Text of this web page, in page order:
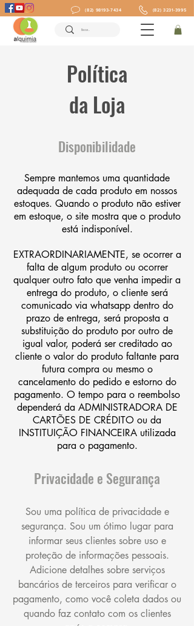
(82) 98193-7434 (82) 3231-3995
Política
da Loja
Disponibilidade
Sempre mantemos uma quantidade
adequada de cada produto em nossos
estoques. Quando o produto não estiver
em estoque, o site mostra que o produto
está indisponível.
EXTRAORDINARIAMENTE, se ocorrer a
falta de algum produto ou ocorrer
qualquer outro fato que venha impedir a
entrega do produto, o cliente será
comunicado via whatsapp dentro do
prazo de entrega, será proposta a
substituição do produto por outro de
igual valor, poderá ser creditado ao
cliente o valor do produto faltante para
futura compra ou mesmo o
cancelamento do pedido e estorno do
pagamento. O tempo para o reembolso
dependerá da ADMINISTRADORA DE
CARTÕES DE CRÉDITO ou da
INSTITUIÇÃO FINANCEIRA utilizada
para o pagamento.
Privacidade e Segurança
Sou uma política de privacidade e
segurança. Sou um ótimo lugar para
informar seus clientes sobre uso e
proteção de informações pessoais.
Adicione detalhes sobre serviços
bancários de terceiros para verificar o
pagamento, como você coleta dados ou
quando faz contato com os clientes